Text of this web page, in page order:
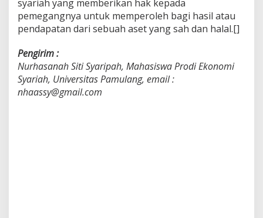
syariah yang memberikan hak kepada
pemegangnya untuk memperoleh bagi hasil atau
pendapatan dari sebuah aset yang sah dan halal.[]
Pengirim :
Nurhasanah Siti Syaripah, Mahasiswa Prodi Ekonomi
Syariah, Universitas Pamulang, email :
nhaassy@gmail.com